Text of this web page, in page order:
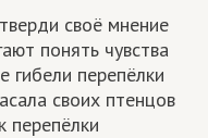
своё мнение
понять чувства
гибели перепёлки
своих птенцов
перепёлки​